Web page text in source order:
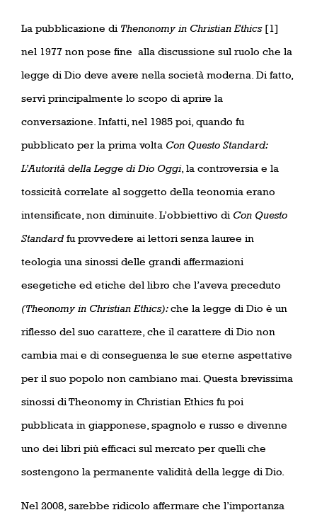
La pubblicazione di Thenonomy in Christian Ethics[1]
nel 1977 non pose fine alla discussione sul ruolo che la
legge di Dio deve avere nella società moderna. Di fatto,
servì principalmente lo scopo di aprire la
conversazione. Infatti, nel 1985 poi, quando fu
pubblicato per la prima volta Con Questo Standard:
L’Autorità della Legge di Dio Oggi, la controversia e la
tossicità correlate al soggetto della teonomia erano
intensificate, non diminuite. L’obbiettivo di Con Questo
Standardfu provvedere ai lettori senza lauree in
teologia una sinossi delle grandi affermazioni
esegetiche ed etiche del libro che l’aveva preceduto
(Theonomy in Christian Ethics):che la legge di Dio è un
riflesso del suo carattere, che il carattere di Dio non
cambia mai e di conseguenza le sue eterne aspettative
per il suo popolo non cambiano mai. Questa brevissima
sinossi di Theonomy in Christian Ethics fu poi
pubblicata in giapponese, spagnolo e russo e divenne
uno dei libri più efficaci sul mercato per quelli che
sostengono la permanente validità della legge di Dio.
Nel 2008, sarebbe ridicolo affermare che l’importanza